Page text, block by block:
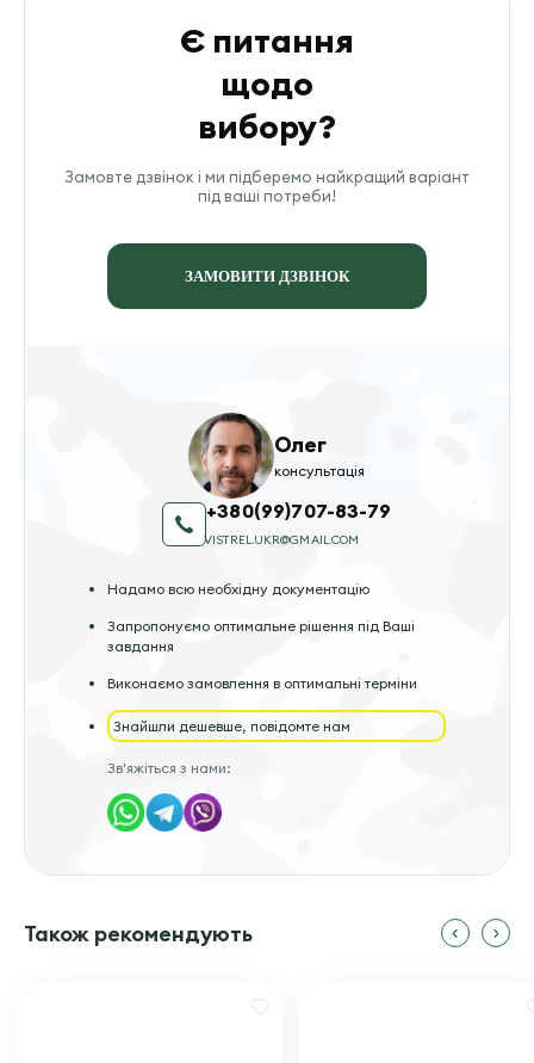
Є питання
щодо
вибору?
Замовте дзвінок і ми підберемо найкращий варіант
під ваші потреби!
ЗАМОВИТИ ДЗВІНОК
Олег
консультація
+380(99)707-83-79
VISTREL.UKR@GMAIL.COM
Надамо всю необхідну документацію
Запропонуємо оптимальне рішення під Ваші
завдання
Виконаємо замовлення в оптимальні терміни
Знайшли дешевше, повідомте нам
Зв'яжіться з нами:
Також рекомендують